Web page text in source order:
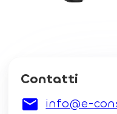
Contatti
info@e-